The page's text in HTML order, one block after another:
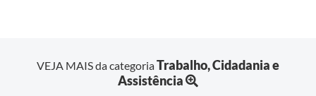
VEJA MAIS da categoriaTrabalho, Cidadania e
Assistência